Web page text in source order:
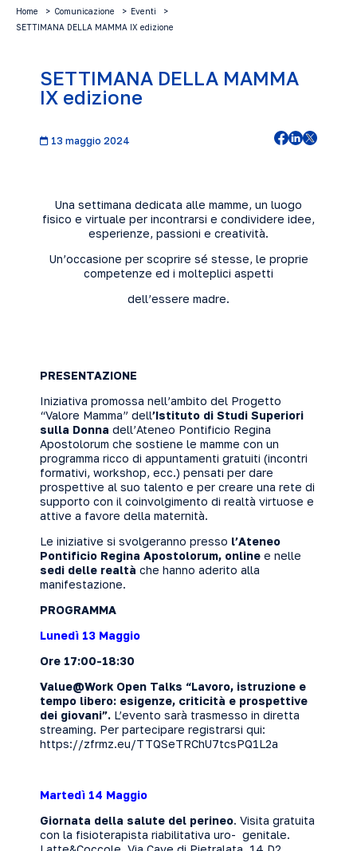
Home Comunicazione
Eventi
SETTIMANA DELLA MAMMA IX edizione
SETTIMANA DELLA MAMMA
IX edizione
13 maggio 2024
Una settimana dedicata alle mamme, un luogo
fisico e virtuale per incontrarsi e condividere idee,
esperienze, passioni e creatività.
Un’occasione per scoprire sé stesse, le proprie
competenze ed i molteplici aspetti
dell’essere madre.
PRESENTAZIONE
Iniziativa promossa nell’ambito del Progetto
“Valore Mamma” dell’Istituto di Studi Superiori
sulla Donna dell’Ateneo Pontificio Regina
Apostolorum che sostiene le mamme con un
programma ricco di appuntamenti gratuiti (incontri
formativi, workshop, ecc.) pensati per dare
prospettive al suo talento e per creare una rete di
supporto con il coinvolgimento di realtà virtuose e
attive a favore della maternità.
Le iniziative si svolgeranno presso l’Ateneo
Pontificio Regina Apostolorum, online e nelle
sedi delle realtà che hanno aderito alla
manifestazione.
PROGRAMMA
Lunedì 13 Maggio
Ore 17:00-18:30
Value@Work Open Talks “Lavoro, istruzione e
tempo libero: esigenze, criticità e prospettive
dei giovani”. L’evento sarà trasmesso in diretta
streaming. Per partecipare registrarsi qui:
https://zfrmz.eu/TTQSeTRChU7tcsPQ1L2a
Martedì 14 Maggio
Giornata della salute del perineo. Visita gratuita
con la fisioterapista riabilitativa uro- genitale.